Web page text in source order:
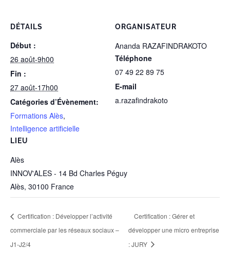
DÉTAILS
Début :
26 août-9h00
Fin :
27 août-17h00
Catégories d’Évènement:
Formations Alès,
Intelligence artificielle
LIEU
Alès
INNOV'ALES - 14 Bd Charles Péguy
Alès, 30100 France
ORGANISATEUR
Ananda RAZAFINDRAKOTO
Téléphone
07 49 22 89 75
E-mail
a.razafindrakoto
Certification : Développer l’activité
commerciale par les réseaux sociaux –
J1-J2/4
Certification : Gérer et
développer une micro entreprise
: JURY